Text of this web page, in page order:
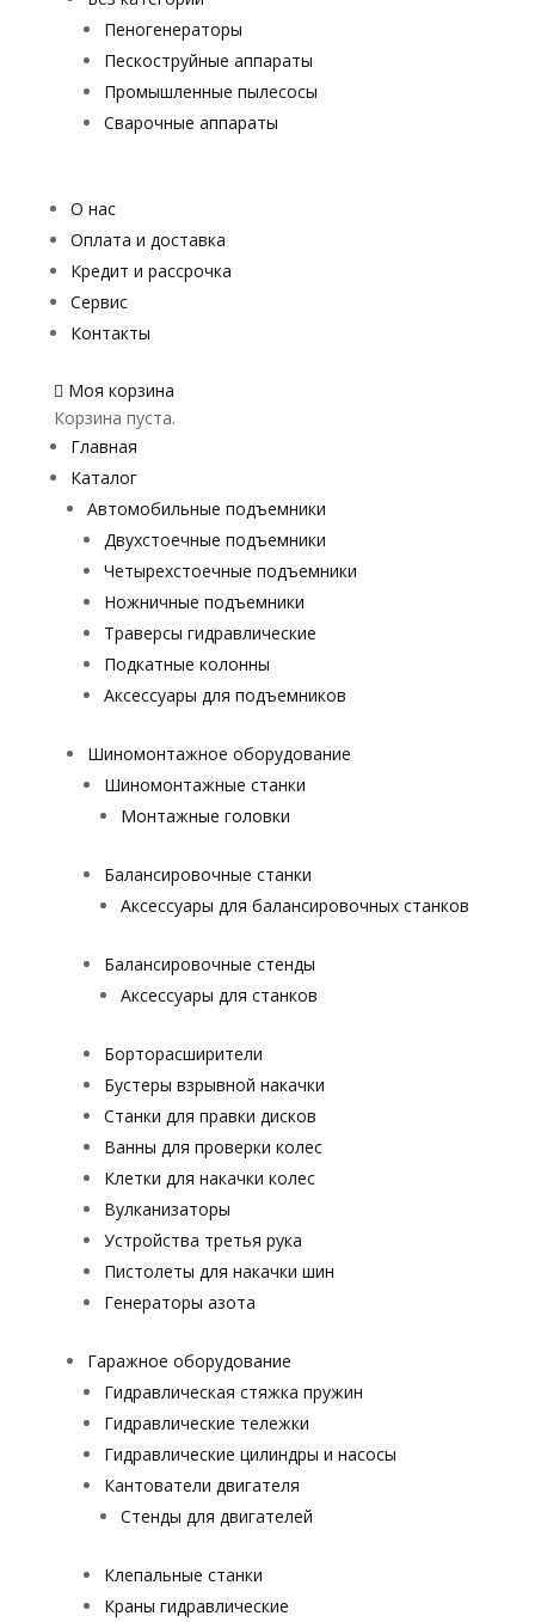
Пеногенераторы
Пескоструйные аппараты
Промышленные пылесосы
Сварочные аппараты
О нас
Оплата и доставка
Кредит и рассрочка
Сервис
Контакты
Моя корзина
Корзина пуста.
Главная
Каталог
Автомобильные подъемники
Двухстоечные подъемники
Четырехстоечные подъемники
Ножничные подъемники
Траверсы гидравлические
Подкатные колонны
Аксессуары для подъемников
Шиномонтажное оборудование
Шиномонтажные станки
Монтажные головки
Балансировочные станки
Аксессуары для балансировочных станков
Балансировочные стенды
Аксессуары для станков
Борторасширители
Бустеры взрывной накачки
Станки для правки дисков
Ванны для проверки колес
Клетки для накачки колес
Вулканизаторы
Устройства третья рука
Пистолеты для накачки шин
Генераторы азота
Гаражное оборудование
Гидравлическая стяжка пружин
Гидравлические тележки
Гидравлические цилиндры и насосы
Кантователи двигателя
Стенды для двигателей
Клепальные станки
Краны гидравлические